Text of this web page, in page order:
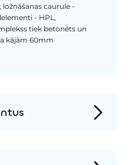
caurule -
- HPL,
tiek betonēts un
kājām 60mm